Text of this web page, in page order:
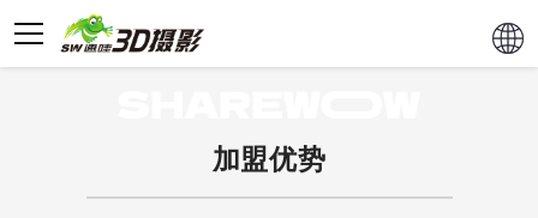
加盟优势